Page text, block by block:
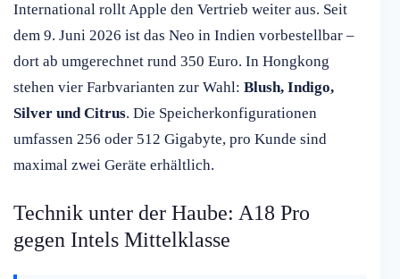
International rollt Apple den Vertrieb weiter aus. Seit
dem 9. Juni 2026 ist das Neo in Indien vorbestellbar –
dort ab umgerechnet rund 350 Euro. In Hongkong
stehen vier Farbvarianten zur Wahl: Blush, Indigo,
Silver und Citrus. Die Speicherkonfigurationen
umfassen 256 oder 512 Gigabyte, pro Kunde sind
maximal zwei Geräte erhältlich.
Technik unter der Haube: A18 Pro
gegen Intels Mittelklasse